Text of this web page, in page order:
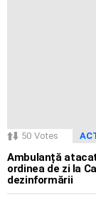
50 Votes
Ambulanță
ordinea de zi la
dezinformării